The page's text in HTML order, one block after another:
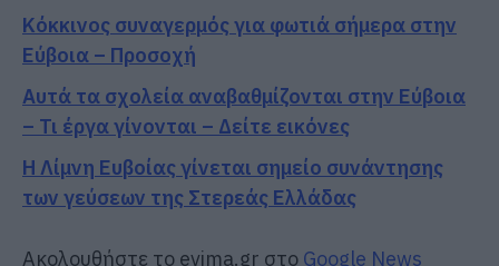
Κόκκινος συναγερμός για φωτιά σήμερα στην
Εύβοια – Προσοχή
Αυτά τα σχολεία αναβαθμίζονται στην Εύβοια
– Τι έργα γίνονται – Δείτε εικόνες
Η Λίμνη Ευβοίας γίνεται σημείο συνάντησης
των γεύσεων της Στερεάς Ελλάδας
Ακολουθήστε το evima.gr στο Google News